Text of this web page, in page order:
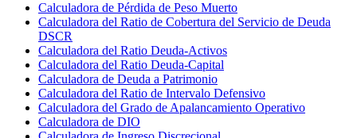
Calculadora de Pérdida de Peso Muerto
Calculadora del Ratio de Cobertura del Servicio de Deuda
DSCR
Calculadora del Ratio Deuda-Activos
Calculadora del Ratio Deuda-Capital
Calculadora de Deuda a Patrimonio
Calculadora del Ratio de Intervalo Defensivo
Calculadora del Grado de Apalancamiento Operativo
Calculadora de DIO